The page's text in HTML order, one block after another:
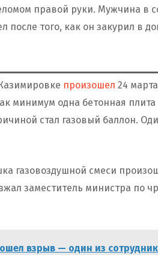
правой руки. Мужчина в
после того, как он закурил в
произошел 24
минимум одна бетонная
стал газовый баллон.
газовоздушной смеси
заместитель министра по
взрыв — один из